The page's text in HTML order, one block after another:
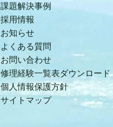
課題解決事例
採用情報
お知らせ
よくある質問
お問い合わせ
修理経験一覧表ダウンロード
個人情報保護方針
サイトマップ